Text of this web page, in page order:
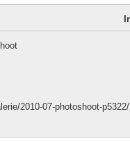
2010-07-photoshoot-p5322/